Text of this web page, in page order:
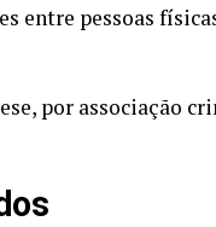
entre pessoas
por associação